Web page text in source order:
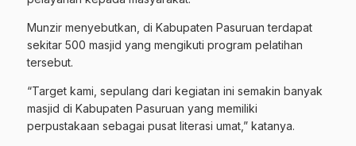
Munzir menyebutkan, di Kabupaten Pasuruan terdapat
sekitar 500 masjid yang mengikuti program pelatihan
tersebut.
“Target kami, sepulang dari kegiatan ini semakin banyak
masjid di Kabupaten Pasuruan yang memiliki
perpustakaan sebagai pusat literasi umat,” katanya.